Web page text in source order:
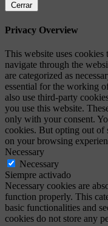
Cerrar
Privacy Overview
This website uses
navigate through the
are categorized as
essential for the working
also use third-party
you use this website.
only with your consent.
cookies. But opting out of
on your browsing
Necessary
Necessary
Siempre activado
Necessary cookies are
function properly. This
basic functionalities and
cookies do not store any